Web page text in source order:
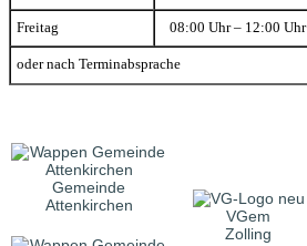
Freitag 08:00 Uhr – 12:00 Uhr
oder nach Terminabsprache
Gemeinde
Attenkirchen
VGem
Zolling